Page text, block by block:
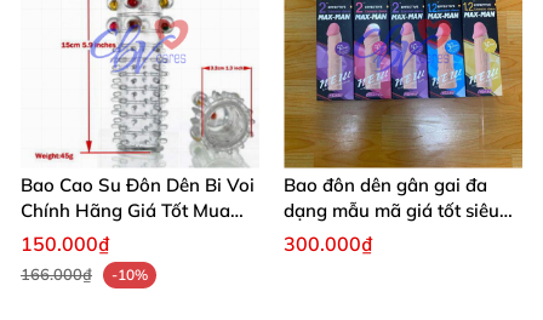
Bao Cao Su Đôn Dên Bi Voi
Chính Hãng Giá Tốt Mua
Ngay
150.000₫
166.000₫ -10%
Bao đôn dên gân gai đa
dạng mẫu mã giá tốt siêu
bền
300.000₫